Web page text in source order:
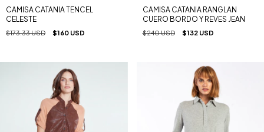
CAMISA CATANIA TENCEL
CELESTE
$173.33 USD $160 USD
CAMISA CATANIA RANGLAN
CUERO BORDO Y REVES JEAN
$240 USD $132 USD